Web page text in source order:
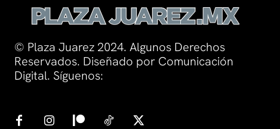
© Plaza Juarez 2024. Algunos Derechos
Reservados. Diseñado por Comunicación
Digital. Síguenos: